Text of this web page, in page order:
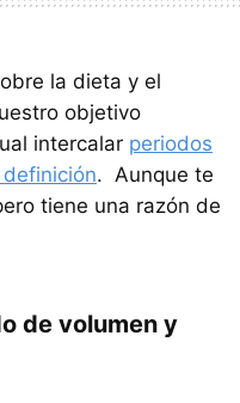
la dieta y el
objetivo
intercalar periodos
. Aunque te
tiene una razón de
de volumen y